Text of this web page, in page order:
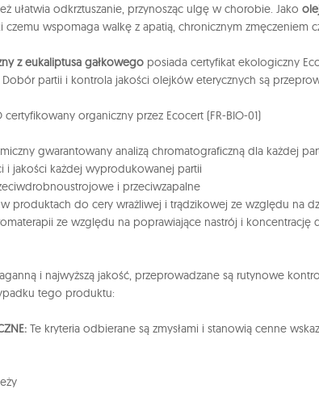
ułatwia odkrztuszanie, przynosząc ulgę w chorobie. Jako
czemu wspomaga walkę z apatią, chronicznym zmęczeniem
z eukaliptusa gałkowego posiada certyfikat ekologiczny
Dobór partii i kontrola jakości olejków eterycznych są
certyfikowany organiczny przez Ecocert (FR-BIO-01)
gwarantowany analizą chromatograficzną dla każdej
i jakości każdej wyprodukowanej partii
i przeciwzapalne
produktach do cery wrażliwej i trądzikowej ze względu na
ze względu na poprawiające nastrój i koncentrację
i najwyższą jakość, przeprowadzane są rutynowe
tego produktu:
Te kryteria odbierane są zmysłami i stanowią cenne